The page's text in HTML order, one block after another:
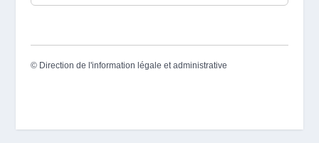
© Direction de l'information légale et administrative